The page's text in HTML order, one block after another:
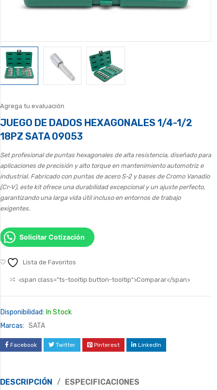
Agrega tu evaluación
JUEGO DE DADOS HEXAGONALES 1/4-1/2
18PZ SATA 09053
Set profesional de puntas hexagonales de alta resistencia, diseñado para
aplicaciones de precisión y alto torque en mantenimiento automotriz e
industrial. Fabricado con puntas de acero S-2 y bases de Cromo Vanadio
(Cr-V), este kit ofrece una durabilidad excepcional y un ajuste perfecto,
garantizando una larga vida útil incluso en entornos de trabajo
exigentes.
Solicitar Cotización
Lista de Favoritos
<span class="ts-tooltip button-tooltip">Comparar</span>
Disponibilidad: In Stock
Marcas: SATA
Facebook Twitter Pinterest LinkedIn
DESCRIPCIÓN
ESPECIFICACIONES